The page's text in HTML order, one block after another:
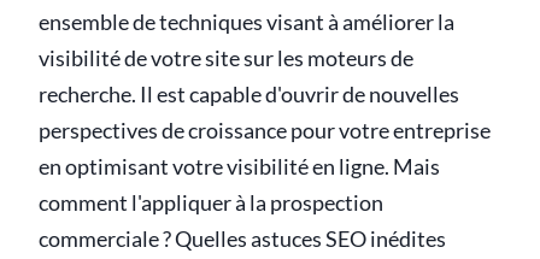
ensemble de techniques visant à améliorer la
visibilité de votre site sur les moteurs de
recherche. Il est capable d'ouvrir de nouvelles
perspectives de croissance pour votre entreprise
en optimisant votre visibilité en ligne. Mais
comment l'appliquer à la prospection
commerciale ? Quelles astuces SEO inédites